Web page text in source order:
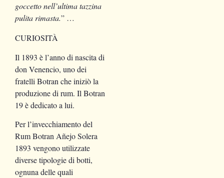
goccetto nell’ultima tazzina
pulita rimasta.” …
CURIOSITÀ
Il 1893 è l’anno di nascita di
don Venencio, uno dei
fratelli Botran che iniziò la
produzione di rum. Il Botran
19 è dedicato a lui.
Per l’invecchiamento del
Rum Botran Añejo Solera
1893 vengono utilizzate
diverse tipologie di botti,
ognuna delle quali